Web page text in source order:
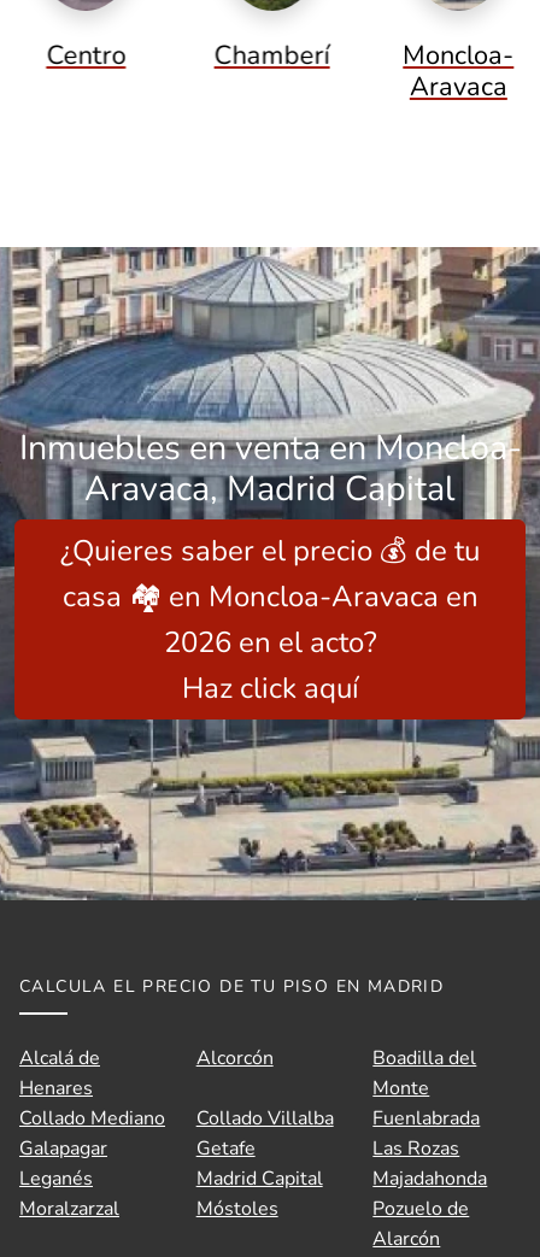
Centro Chamberí
Moncloa-
Aravaca
Inmuebles en venta en Moncloa-
Aravaca, Madrid Capital
¿Quieres saber el precio 💰 de tu
casa 🏘️ en Moncloa-Aravaca en
2026 en el acto?
Haz click aquí
CALCULA EL PRECIO DE TU PISO EN MADRID
Alcalá de
Henares
Alcorcón
Boadilla del
Monte
Collado Mediano
Collado Villalba
Fuenlabrada
Galapagar
Getafe
Las Rozas
Leganés
Madrid Capital
Majadahonda
Moralzarzal
Móstoles
Pozuelo de
Alarcón
👋 Hola, soy A.V.I., el asistente virtual de
Idilico Realty.